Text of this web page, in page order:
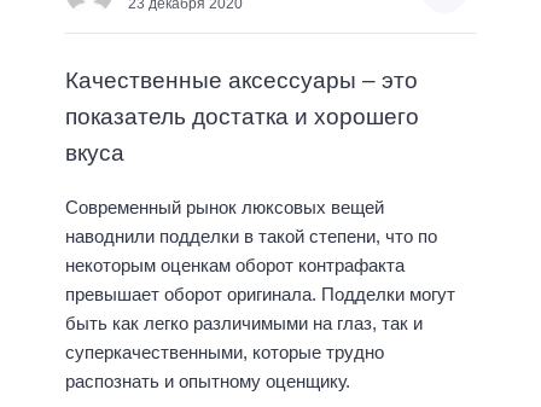
23 декабря 2020
Качественные аксессуары – это
показатель достатка и хорошего
вкуса
Современный рынок люксовых вещей
наводнили подделки в такой степени, что по
некоторым оценкам оборот контрафакта
превышает оборот оригинала. Подделки могут
быть как легко различимыми на глаз, так и
суперкачественными, которые трудно
распознать и опытному оценщику.